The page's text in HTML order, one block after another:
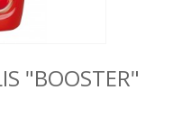
"BOOSTER"